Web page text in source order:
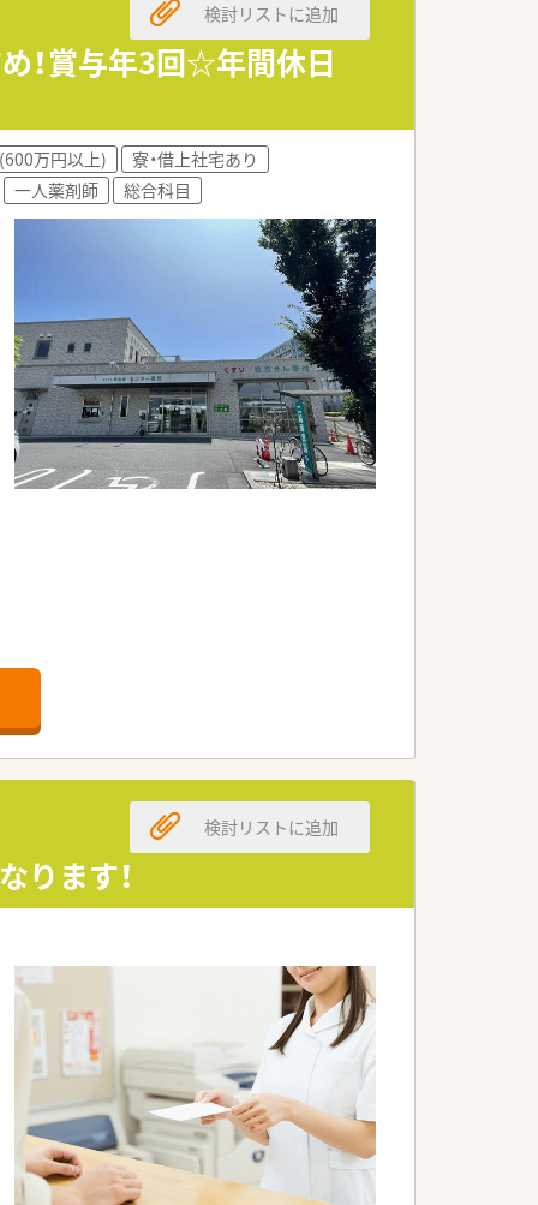
！賞与年3回☆年間休日
検討リストに追加
万円以上)
寮・借上社宅あり
一人薬剤師
総合科目
ます。
す。
ります！
検討リストに追加